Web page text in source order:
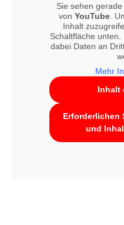
Sie sehen
von YouTube.
Inhalt
Schaltfläche
dabei Daten an
Mehr
Inhalt
Erforderlichen
und